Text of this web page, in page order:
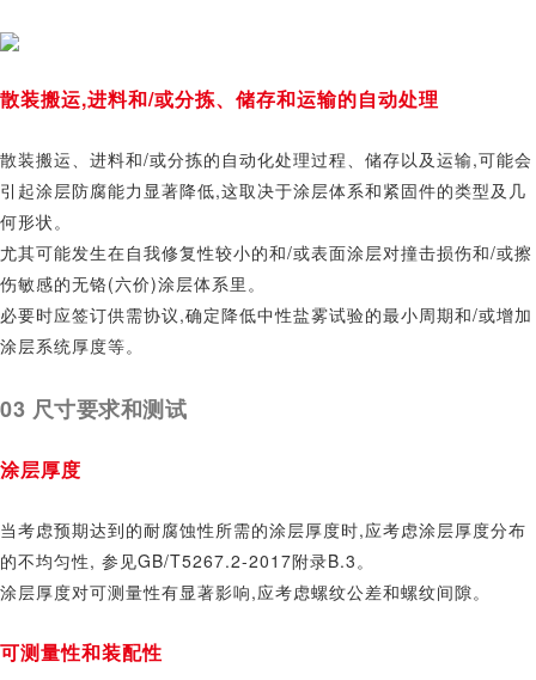
散装搬运,进料和/或分拣、储存和运输的自动处理
散装搬运、进料和/或分拣的自动化处理过程、储存以及运输,可能会
引起涂层防腐能力显著降低,这取决于涂层体系和紧固件的类型及几
何形状。
尤其可能发生在自我修复性较小的和/或表面涂层对撞击损伤和/或擦
伤敏感的无铬(六价)涂层体系里。
必要时应签订供需协议,确定降低中性盐雾试验的最小周期和/或增加
涂层系统厚度等。
03 尺寸要求和测试
涂层厚度
当考虑预期达到的耐腐蚀性所需的涂层厚度时,应考虑涂层厚度分布
的不均匀性, 参见GB/T5267.2-2017附录B.3。
涂层厚度对可测量性有显著影响,应考虑螺纹公差和螺纹间隙。
可测量性和装配性